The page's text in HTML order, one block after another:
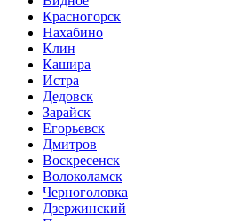
Красногорск
Нахабино
Клин
Кашира
Истра
Дедовск
Зарайск
Егорьевск
Дмитров
Воскресенск
Волоколамск
Черноголовка
Дзержинский